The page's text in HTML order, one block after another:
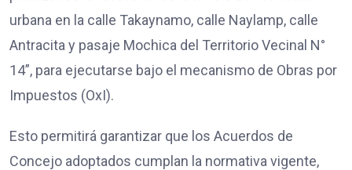
urbana en la calle Takaynamo, calle Naylamp, calle
Antracita y pasaje Mochica del Territorio Vecinal N°
14”, para ejecutarse bajo el mecanismo de Obras por
Impuestos (OxI).
Esto permitirá garantizar que los Acuerdos de
Concejo adoptados cumplan la normativa vigente,